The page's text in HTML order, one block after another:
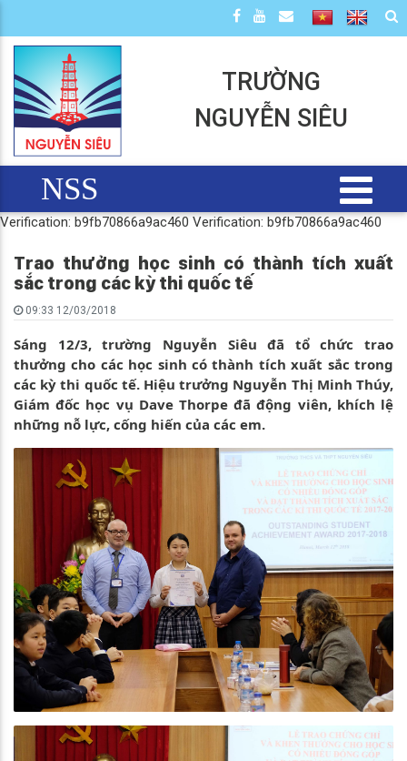
TRƯỜNG
NGUYỄN SIÊU
NSS
Verification: b9fb70866a9ac460 Verification: b9fb70866a9ac460
Trao thưởng học sinh có thành tích xuất
sắc trong các kỳ thi quốc tế
09:33 12/03/2018
Sáng 12/3, trường Nguyễn Siêu đã tổ chức trao
thưởng cho các học sinh có thành tích xuất sắc trong
các kỳ thi quốc tế. Hiệu trưởng Nguyễn Thị Minh Thúy,
Giám đốc học vụ Dave Thorpe đã động viên, khích lệ
những nỗ lực, cống hiến của các em.